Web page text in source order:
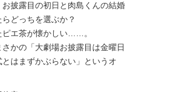
お披露目の初日と肉島くんの結婚
どっちを選ぶか？
ピエ茶が懐かしい……。
かの「大劇場お披露目は金曜日
とはまずかぶらない」というオ